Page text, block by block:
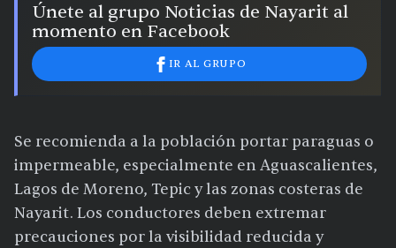
Únete al grupo Noticias de Nayarit al
momento en Facebook
IR AL GRUPO
Se recomienda a la población portar paraguas o
impermeable, especialmente en Aguascalientes,
Lagos de Moreno, Tepic y las zonas costeras de
Nayarit. Los conductores deben extremar
precauciones por la visibilidad reducida y